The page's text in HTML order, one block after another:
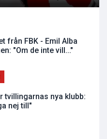
från FBK - Emil Alba
"Om de inte vill..."
tvillingarnas nya klubb:
nej till"